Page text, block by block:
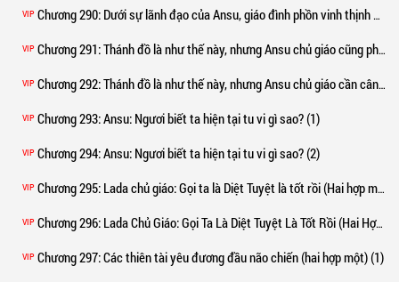
VIP Chương 290: Dưới sự lãnh đạo của Ansu, giáo đình phồn vinh thịnh vượng (Hai hợp một)
VIP Chương 291: Thánh đồ là như thế này, nhưng Ansu chủ giáo cũng phải cân nhắc rất nhiều (hai hợp một) (1)
VIP Chương 292: Thánh đồ là như thế này, nhưng Ansu chủ giáo cần cân nhắc rất nhiều (hai hợp một) (2)
VIP Chương 293: Ansu: Ngươi biết ta hiện tại tu vi gì sao? (1)
VIP Chương 294: Ansu: Ngươi biết ta hiện tại tu vi gì sao? (2)
VIP Chương 295: Lada chủ giáo: Gọi ta là Diệt Tuyệt là tốt rồi (Hai hợp một) (1)
VIP Chương 296: Lada Chủ Giáo: Gọi Ta Là Diệt Tuyệt Là Tốt Rồi (Hai Hợp Một) (2)
VIP Chương 297: Các thiên tài yêu đương đầu não chiến (hai hợp một) (1)